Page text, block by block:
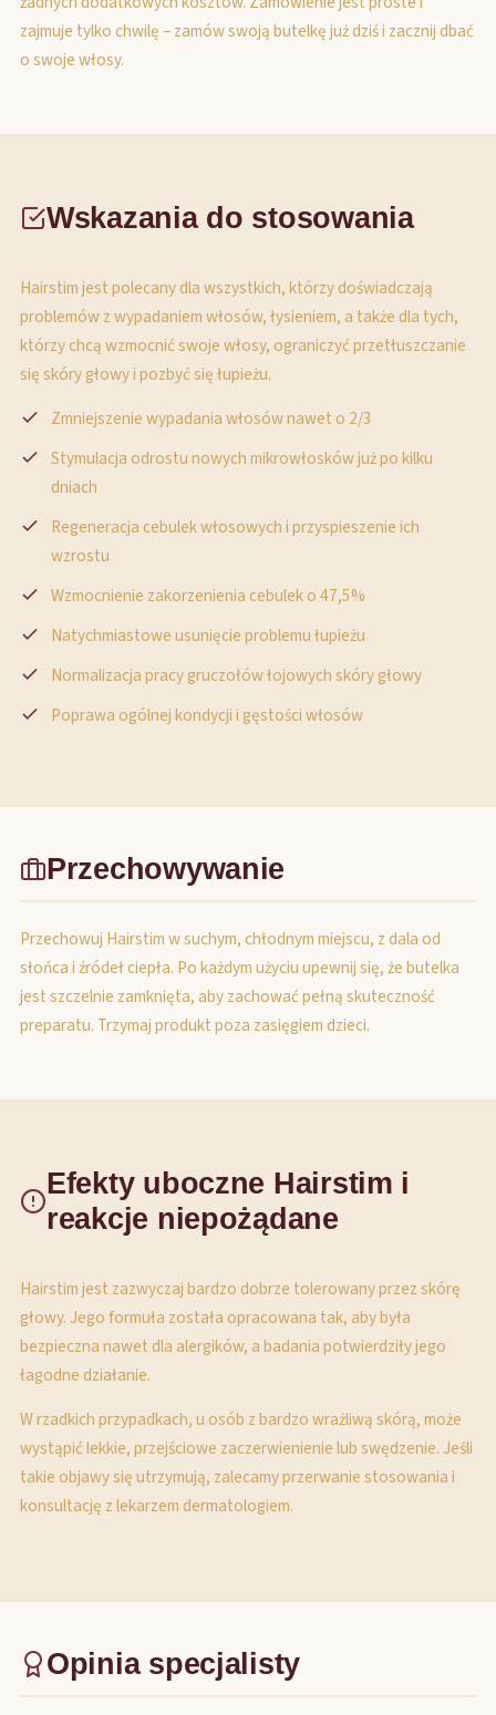
zajmuje tylko chwilę – zamów swoją butelkę już dziś i zacznij dbać
o swoje włosy.
Wskazania do stosowania
Hairstim jest polecany dla wszystkich, którzy doświadczają
problemów z wypadaniem włosów, łysieniem, a także dla tych,
którzy chcą wzmocnić swoje włosy, ograniczyć przetłuszczanie
się skóry głowy i pozbyć się łupieżu.
Zmniejszenie wypadania włosów nawet o 2/3
Stymulacja odrostu nowych mikrowłosków już po kilku
dniach
Regeneracja cebulek włosowych i przyspieszenie ich
wzrostu
Wzmocnienie zakorzenienia cebulek o 47,5%
Natychmiastowe usunięcie problemu łupieżu
Normalizacja pracy gruczołów łojowych skóry głowy
Poprawa ogólnej kondycji i gęstości włosów
Przechowywanie
Przechowuj Hairstim w suchym, chłodnym miejscu, z dala od
słońca i źródeł ciepła. Po każdym użyciu upewnij się, że butelka
jest szczelnie zamknięta, aby zachować pełną skuteczność
preparatu. Trzymaj produkt poza zasięgiem dzieci.
Efekty uboczne Hairstim i
reakcje niepożądane
Hairstim jest zazwyczaj bardzo dobrze tolerowany przez skórę
głowy. Jego formuła została opracowana tak, aby była
bezpieczna nawet dla alergików, a badania potwierdziły jego
łagodne działanie.
W rzadkich przypadkach, u osób z bardzo wrażliwą skórą, może
wystąpić lekkie, przejściowe zaczerwienienie lub swędzenie. Jeśli
takie objawy się utrzymują, zalecamy przerwanie stosowania i
konsultację z lekarzem dermatologiem.
Opinia specjalisty